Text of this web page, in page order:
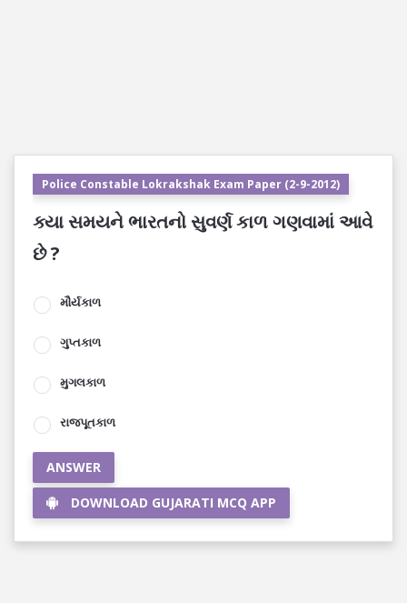
Police Constable Lokrakshak Exam Paper (2-9-2012)
ક્યા સમયને ભારતનો સુવર્ણ કાળ ગણવામાં આવે
છે ?
મૌર્યકાળ
ગુપ્તકાળ
મુગલકાળ
રાજપૂતકાળ
ANSWER
DOWNLOAD GUJARATI MCQ APP